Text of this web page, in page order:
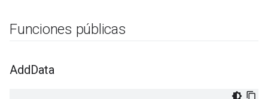
Funciones públicas
AddData